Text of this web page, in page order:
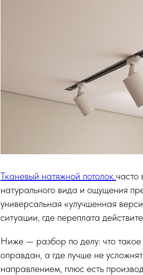
Тканевый натяжной потолок часто
натурального вида и ощущения
универсальная «улучшенная
ситуации, где переплата
Ниже — разбор по делу: что такое
оправдан, а где лучше не
направлением, плюс есть